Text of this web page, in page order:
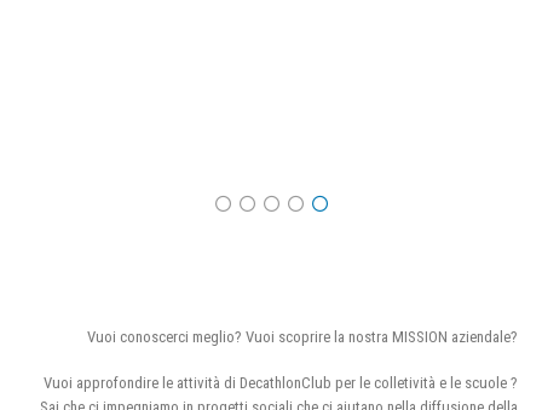
Vuoi conoscerci meglio? Vuoi scoprire la nostra MISSION aziendale?
Vuoi approfondire le attività di DecathlonClub per le colletività e le scuole ?